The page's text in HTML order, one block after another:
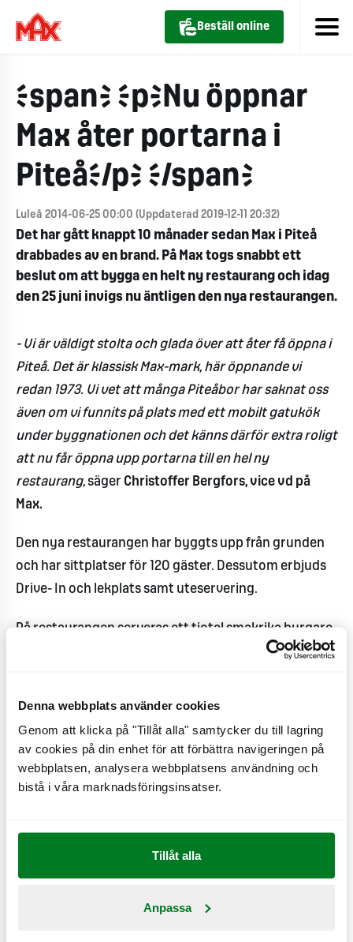
Denna webbplats använder cookies
Genom att klicka på "Tillåt alla" samtycker du till lagring
av cookies på din enhet för att förbättra navigeringen på
webbplatsen, analysera webbplatsens användning och
bistå i våra marknadsföringsinsatser.
Tillåt alla
Anpassa
Beställ online
<span> <p>Nu öppnar
Max åter portarna i
Piteå</p> </span>
Luleå 2014-06-25 00:00 (Uppdaterad 2019-12-11 20:32)
Det har gått knappt 10 månader sedan Max i Piteå
drabbades av en brand. På Max togs snabbt ett
beslut om att bygga en helt ny restaurang och idag
den 25 juni invigs nu äntligen den nya restaurangen.
- Vi är väldigt stolta och glada över att åter få öppna i
Piteå. Det är klassisk Max-mark, här öppnande vi
redan 1973. Vi vet att många Piteåbor har saknat oss
även om vi funnits på plats med ett mobilt gatukök
under byggnationen och det känns därför extra roligt
att nu får öppna upp portarna till en hel ny
restaurang, säger Christoffer Bergfors, vice vd på
Max.
Den nya restaurangen har byggts upp från grunden
och har sittplatser för 120 gäster. Dessutom erbjuds
Drive- In och lekplats samt uteservering.
På restaurangen serveras ett tiotal smakrika burgare,
flera innehåller sallader och de populära Delifresh-
dessutom märkta med hur stor klimatpåverkan de
har, så att du som gäst enkelt kan välja ett grönare
alternativ. I Max miljöarbete ingår också att alla
byggnationen av den nya Piteå-restaurangen,
kompenseras till 100 procent genom trädplantering i
Uganda, Afrika.